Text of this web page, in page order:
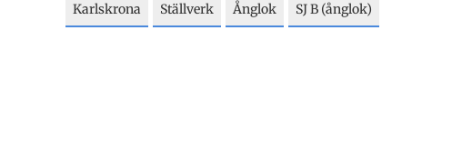
Karlskrona Ställverk Ånglok SJ B (ånglok)